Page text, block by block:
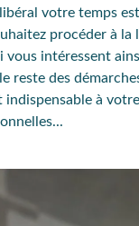
votre temps
procéder à la
intéressent
reste des
à